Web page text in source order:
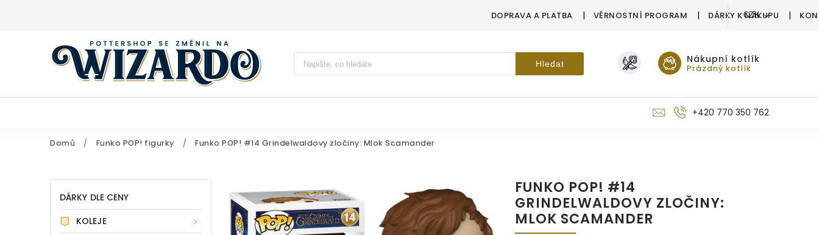
DOPRAVA A PLATBA VĚRNOSTNÍ PROGRAM DÁRKY K NÁKUPU
CZK
Vyhledávání Hledat Nákupní kotlík
Prázdný kotlík
+420 770 350 762
Domů / Funko POP! figurky / Funko POP! #14 Grindelwaldovy zločiny: Mlok Scamander
DÁRKY DLE CENY
KOLEJE
FUNKO POP! #14
GRINDELWALDOVY ZLOČINY:
MLOK SCAMANDER